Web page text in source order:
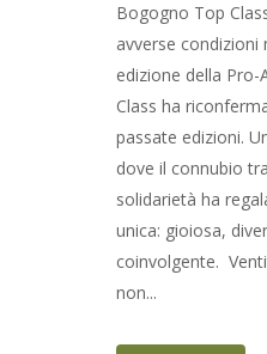
Bogogno Top
avverse condizioni
edizione della
Class ha
passate edizioni.
dove il connubio
solidarietà ha
unica: gioiosa,
coinvolgente.
non...